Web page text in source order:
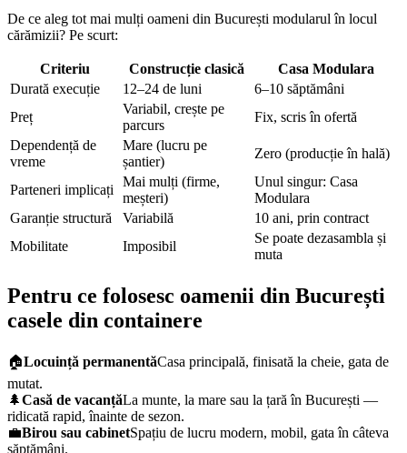
De ce aleg tot mai mulți oameni din București modularul în locul
cărămizii? Pe scurt:
Criteriu Construcție clasică
Casa Modulara
Durată execuție
12–24 de luni
6–10 săptămâni
Preț
Variabil, crește pe
parcurs
Fix, scris în ofertă
Dependență de
vreme
Mare (lucru pe
șantier)
Zero (producție în hală)
Parteneri implicați
Mai mulți (firme,
meșteri)
Unul singur: Casa
Modulara
Garanție structură
Variabilă
10 ani, prin contract
Mobilitate
Imposibil
Se poate dezasambla și
muta
Pentru ce folosesc oamenii din București
casele din containere
🏠Locuință permanentăCasa principală, finisată la cheie, gata de
mutat.
🌲Casă de vacanțăLa munte, la mare sau la țară în București —
ridicată rapid, înainte de sezon.
💼Birou sau cabinetSpațiu de lucru modern, mobil, gata în câteva
săptămâni.